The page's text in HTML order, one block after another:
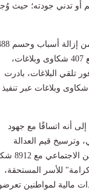
المدعم أو تدني جودته؛ حيث
اتصالًا، تعامل جهاز حماية المستهلك مع 2155 شكوى
شكوى خلال شهر مايو الماضي. كما تعاملت الهيئة القومية لسلامة الغذاء مع 407 شكاوى وبلاغات،
تلقي البلاغات، بادرت
الهيئة بتشكيل لجان للمعاينة والفحص الميداني، حيث تمكنت من حسم 209 شكاوى وبلاغات عبر تنفيذ
أنه اتساقًا مع جهود
وترسيخ قيم العدالة
الاجتماعية لضمان وصول الدعم إلى مستحقيه
تفعيل 2253 بطاقة "تكافل وكرامة" للأسر المستحقة،
605 بطاقات خدمات متكاملة، وصرف 407 مساعدات مالية لمواطنين